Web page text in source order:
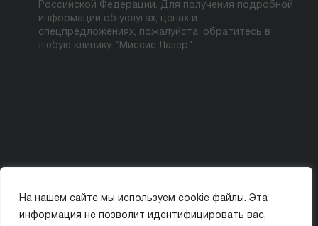
На нашем сайте мы используем cookie файлы. Эта
информация не позволит идентифицировать вас,
Российской Федерации. Для получения подробной
информации об услугах, ценах и
спецпредложениях, пожалуйста, обратитесь в
любую клинику "Миссис Лазер".